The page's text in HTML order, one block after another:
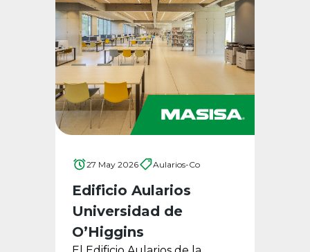
27 May 2026 Aularios-Co
Edificio Aularios
Universidad de
O’Higgins